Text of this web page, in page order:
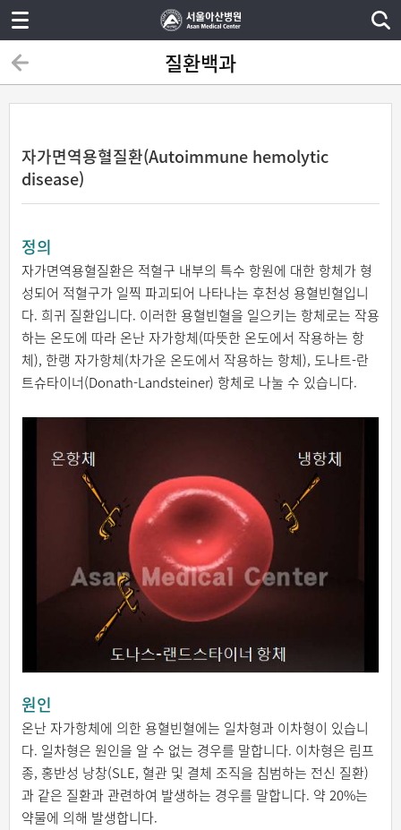
질환백과
자가면역용혈질환(Autoimmune hemolytic
disease)
정의
자가면역용혈질환은 적혈구 내부의 특수 항원에 대한 항체가 형
성되어 적혈구가 일찍 파괴되어 나타나는 후천성 용혈빈혈입니
다. 희귀 질환입니다. 이러한 용혈빈혈을 일으키는 항체로는 작용
하는 온도에 따라 온난 자가항체(따뜻한 온도에서 작용하는 항
체), 한랭 자가항체(차가운 온도에서 작용하는 항체), 도나트-란
트슈타이너(Donath-Landsteiner) 항체로 나눌 수 있습니다.
원인
온난 자가항체에 의한 용혈빈혈에는 일차형과 이차형이 있습니
다. 일차형은 원인을 알 수 없는 경우를 말합니다. 이차형은 림프
종, 홍반성 낭창(SLE, 혈관 및 결체 조직을 침범하는 전신 질환)
과 같은 질환과 관련하여 발생하는 경우를 말합니다. 약 20%는
약물에 의해 발생합니다.